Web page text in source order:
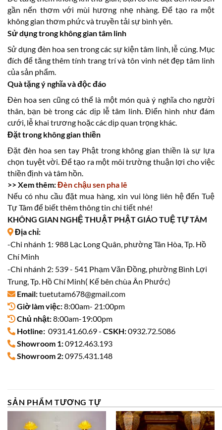
gần nến thơm với mùi hương nhẹ nhàng. Để tạo ra một
không gian thơm phức và truyền tải sự bình yên.
Sử dụng trong không gian tâm linh
Sử dụng đèn hoa sen trong các sự kiện tâm linh, lễ cúng. Mục
đích để tăng thêm tính trang trí và tôn vinh nét đẹp tâm linh
của sản phẩm.
Quà tặng ý nghĩa và độc đáo
Đèn hoa sen cũng có thể là một món quà ý nghĩa cho người
thân, bạn bè trong các dịp lễ tâm linh. Điển hình như đám
cưới, lễ khai trương hoặc các dịp quan trọng khác.
Đặt trong không gian thiền
Đặt đèn hoa sen tay Phật trong không gian thiền là sự lựa
chọn tuyệt vời. Để tạo ra một môi trường thuận lợi cho việc
thiền định và tâm hồn.
>> Xem thêm:Đèn chậu sen pha lê
Nếu có nhu cầu đặt mua hàng, xin vui lòng liên hệ đến Tuệ
Tự Tâm để biết thêm thông tin chi tiết nhé!
KHÔNG GIAN NGHỆ THUẬT PHẬT GIÁO TUỆ TỰ TÂM
Địa chỉ:
-Chi nhánh 1: 988 Lạc Long Quân, phường Tân Hòa, Tp. Hồ
Chí Minh
-Chi nhánh 2: 539 - 541 Phạm Văn Đồng, phường Bình Lợi
Trung, Tp. Hồ Chí Minh( Kế bên chùa Ân Phước)
Email:tuetutam678@gmail.com
Giờ làm việc:8:00am- 21:00pm
Chủ nhật:8:00am-19:00pm
Hotline: 0931.41.60.69 - CSKH:0932.72.5086
Showroom 1:0912.463.193
Showroom 2:0975.431.148
SẢN PHẨM TƯƠNG TỰ